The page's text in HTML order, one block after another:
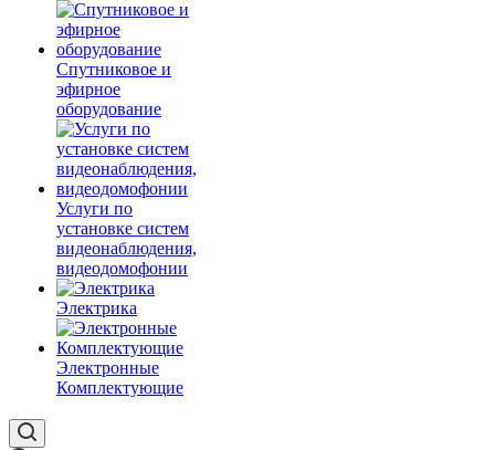
Спутниковое и
эфирное
оборудование
Услуги по
установке систем
видеонаблюдения,
видеодомофонии
Электрика
Электронные
Комплектующие